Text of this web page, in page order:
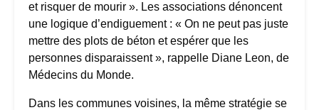
et risquer de mourir ». Les associations dénoncent
une logique d’endiguement : « On ne peut pas juste
mettre des plots de béton et espérer que les
personnes disparaissent », rappelle Diane Leon, de
Médecins du Monde.
Dans les communes voisines, la même stratégie se